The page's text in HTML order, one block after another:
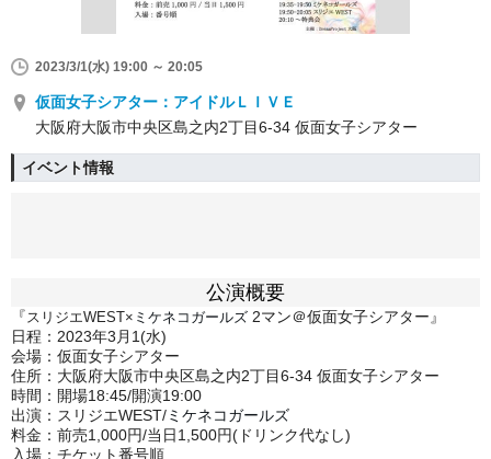
2023/3/1(水) 19:00 ～ 20:05
仮面女子シアター：アイドルＬＩＶＥ
大阪府大阪市中央区島之内2丁目6-34 仮面女子シアター
イベント情報
公演概要
『スリジエWEST× ミケネコガールズ 2マン＠仮面女子シアター』
日程：2023年3月1(水)
会場：仮面女子シアター
住所：大阪府大阪市中央区島之内2丁目6-34 仮面女子シアター
時間：開場18:45/開演19:00
出演：スリジエWEST/ミケネコガールズ
料金：前売1,000円/当日1,500円(ドリンク代なし)
入場：チケット番号順